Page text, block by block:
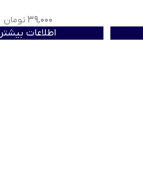
۳۹,۰۰۰ تومان
اطلاعات بیشتر